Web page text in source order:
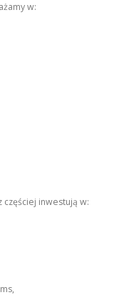
w:
częściej inwestują w: